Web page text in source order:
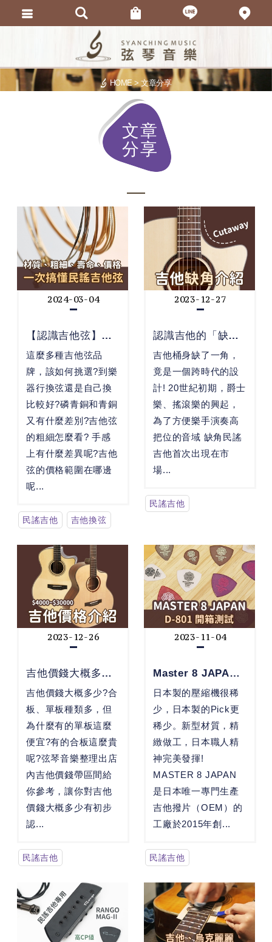
HOME 文章分享
文章
分享
2024-03-04
【認識吉他弦】一
次搞懂民謠吉...
這麼多種吉他弦品
牌，該如何挑選?到樂
器行換弦還是自己換
比較好?磷青銅和青銅
又有什麼差別?吉他弦
的粗細怎麼看? 手感
上有什麼差異呢?吉他
弦的價格範圍在哪邊
呢...
民謠吉他 吉他換弦
2023-12-27
認識吉他的「缺
角」
吉他桶身缺了一角，
竟是一個跨時代的設
計! 20世紀初期，爵士
樂、搖滾樂的興起，
為了方便樂手演奏高
把位的音域 缺角民謠
吉他首次出現在市
場...
民謠吉他
2023-12-26
吉他價錢大概多少?
多種吉他價格...
吉他價錢大概多少?合
板、單板種類多，但
為什麼有的單板這麼
便宜?有的合板這麼貴
呢?弦琴音樂整理出店
內吉他價錢帶區間給
你參考，讓你對吉他
價錢大概多少有初步
認...
民謠吉他
2023-11-04
Master 8 JAPAN
D-801 吉他 Pi...
日本製的壓縮機很稀
少，日本製的Pick更
稀少。新型材質，精
緻做工，日本職人精
神完美發揮!
MASTER 8 JAPAN
是日本唯一專門生產
吉他撥片（OEM）的
工廠於2015年創...
民謠吉他
忘記密碼
加入會員
訂單查詢